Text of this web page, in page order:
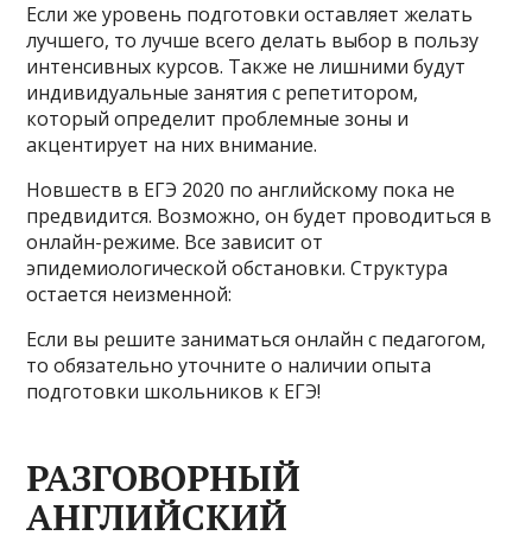
Если же уровень подготовки оставляет желать
лучшего, то лучше всего делать выбор в пользу
интенсивных курсов. Также не лишними будут
индивидуальные занятия с репетитором,
который определит проблемные зоны и
акцентирует на них внимание.
Новшеств в ЕГЭ 2020 по английскому пока не
предвидится. Возможно, он будет проводиться в
онлайн-режиме. Все зависит от
эпидемиологической обстановки. Структура
остается неизменной:
Если вы решите заниматься онлайн с педагогом,
то обязательно уточните о наличии опыта
подготовки школьников к ЕГЭ!
РАЗГОВОРНЫЙ
АНГЛИЙСКИЙ